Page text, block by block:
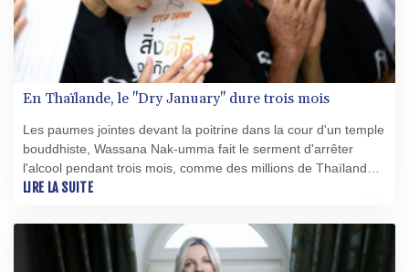
En Thaïlande, le "Dry January" dure trois mois
Les paumes jointes devant la poitrine dans la cour d'un temple
bouddhiste, Wassana Nak-umma fait le serment d'arrêter
l'alcool pendant trois mois, comme des millions de Thaïlandais
engagés dans une campagne mêlant santé publique et
LIRE LA SUITE